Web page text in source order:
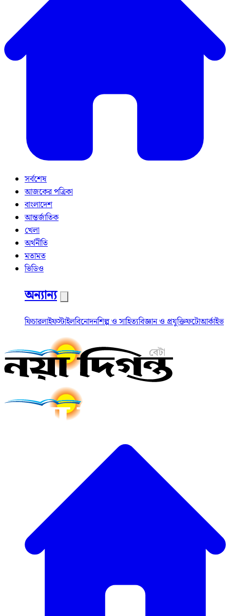
সর্বশেষ
আজকের পত্রিকা
বাংলাদেশ
আন্তর্জাতিক
খেলা
অর্থনীতি
মতামত
ভিডিও
অন্যান্য
ফিচারলাইফস্টাইলবিনোদনশিল্প ও সাহিত্যবিজ্ঞান ও প্রযুক্তিফটোআর্কাইভ